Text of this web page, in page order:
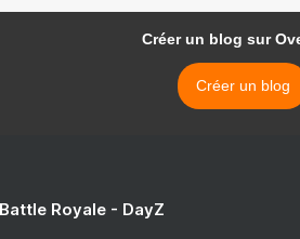
Créer un blog sur
Créer un blog
Royale - DayZ